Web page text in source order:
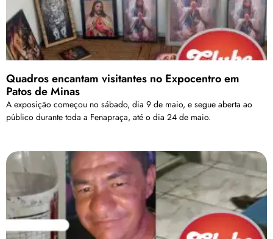
Quadros encantam visitantes no Expocentro em
Patos de Minas
A exposição começou no sábado, dia 9 de maio, e segue aberta ao
público durante toda a Fenapraça, até o dia 24 de maio.